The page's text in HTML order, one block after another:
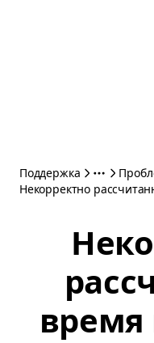
Поддержка
Некорректно